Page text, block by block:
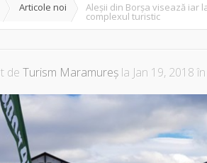
Articole noi Aleșii din Borșa visează iar
complexul turistic
de Turism Maramureș la Jan 19, 2018 în